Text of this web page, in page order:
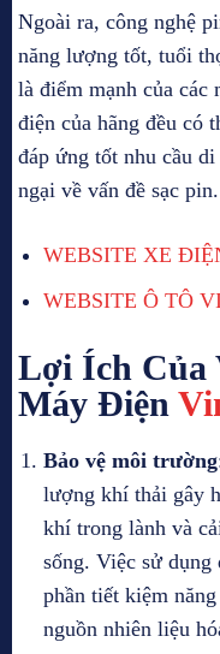
Ngoài ra, công nghệ
năng lượng tốt, tuổi
là điểm mạnh của các
điện của hãng đều có
đáp ứng tốt nhu cầu
ngại về vấn đề sạc pin.
WEBSITE XE
WEBSITE Ô TÔ
Lợi Ích Của
Máy Điện
Bảo vệ môi trường
lượng khí thải gây
khí trong lành và
sống. Việc sử
phần tiết kiệm
nguồn nhiên liệu